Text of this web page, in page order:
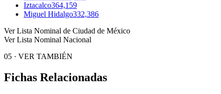
Iztacalco364,159
Miguel Hidalgo332,386
Ver Lista Nominal de Ciudad de México
Ver Lista Nominal Nacional
05 · VER TAMBIÉN
Fichas Relacionadas